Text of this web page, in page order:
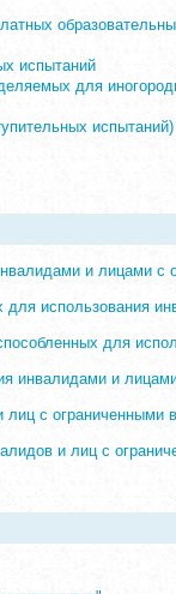
испытаний
для
испытаний)
и лицами с
для использования
для
инвалидами и
с ограниченными
и лиц с